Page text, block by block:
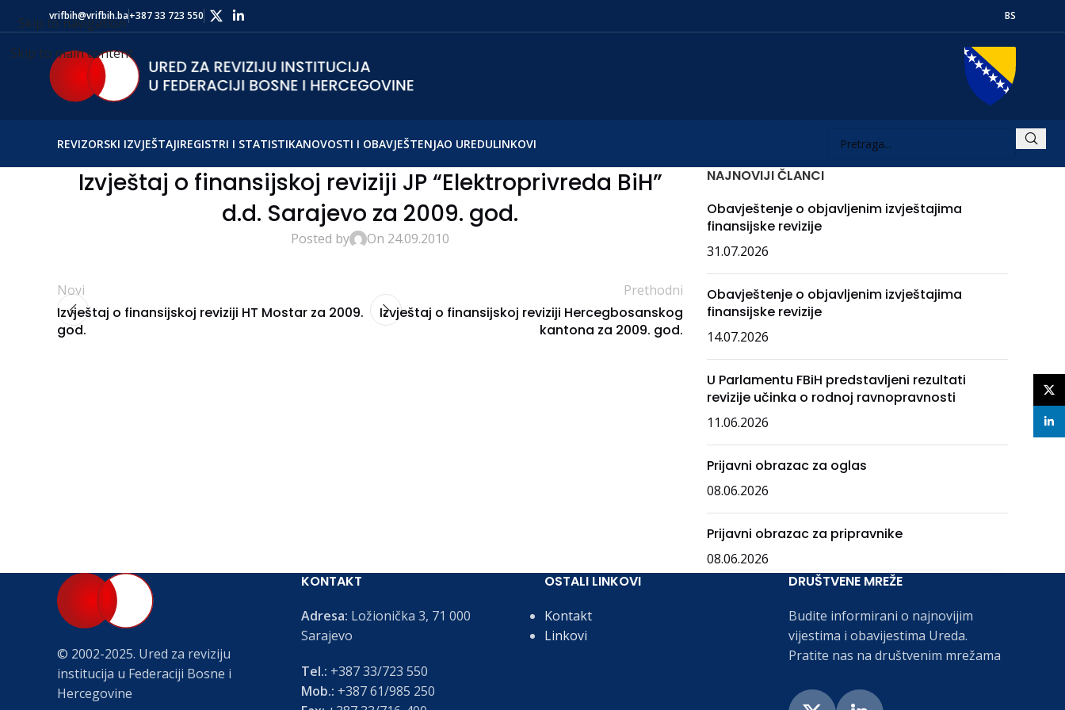
Skip to navigation
Skip to main content
vrifbih@vrifbih.ba+387 33 723 550 BS
REVIZORSKI IZVJEŠTAJIREGISTRI I STATISTIKANOVOSTI I OBAVJEŠTENJAO UREDULINKOVI
Izvještaj o finansijskoj reviziji JP “Elektroprivreda BiH”
d.d. Sarajevo za 2009. god.
Posted by On 24.09.2010
Novi
Izvještaj o finansijskoj reviziji HT Mostar za 2009.
god.
Prethodni
Izvještaj o finansijskoj reviziji Hercegbosanskog
kantona za 2009. god.
NAJNOVIJI ČLANCI
Obavještenje o objavljenim izvještajima
finansijske revizije
31.07.2026
Obavještenje o objavljenim izvještajima
finansijske revizije
14.07.2026
U Parlamentu FBiH predstavljeni rezultati
revizije učinka o rodnoj ravnopravnosti
11.06.2026
Prijavni obrazac za oglas
08.06.2026
Prijavni obrazac za pripravnike
08.06.2026
© 2002-2025. Ured za reviziju
institucija u Federaciji Bosne i
Hercegovine
KONTAKT
Adresa: Ložionička 3, 71 000
Sarajevo
Tel.: +387 33/723 550
Mob.: +387 61/985 250
OSTALI LINKOVI
Kontakt
Linkovi
DRUŠTVENE MREŽE
Budite informirani o najnovijim
vijestima i obavijestima Ureda.
Pratite nas na društvenim mrežama